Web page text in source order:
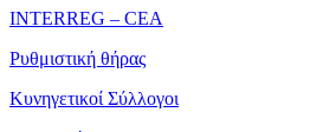
ΙΝΤΕRREG – CEA
Ρυθμιστική θήρας
Κυνηγετικοί Σύλλογοι